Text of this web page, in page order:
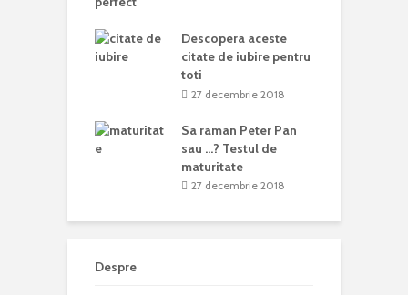
Descopera aceste
citate de iubire pentru
toti
27 decembrie 2018
Sa raman Peter Pan
sau …? Testul de
maturitate
27 decembrie 2018
Despre